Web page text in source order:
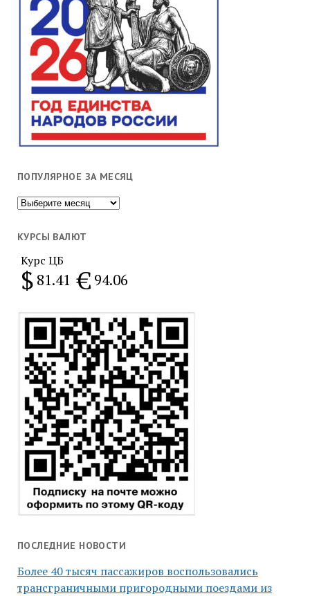
ПОПУЛЯРНОЕ ЗА МЕСЯЦ
Популярное
месяц
КУРСЫ ВАЛЮТ
Курс ЦБ
$ 81.41 € 94.06
ПОСЛЕДНИЕ НОВОСТИ
Более 40 тысяч пассажиров воспользовались
трансграничными пригородными поездами из